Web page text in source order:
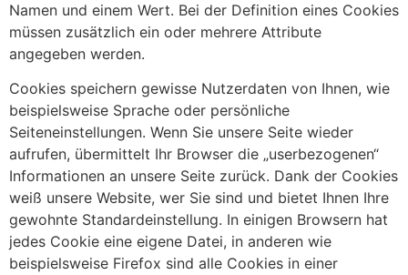
Namen und einem Wert. Bei der Definition eines Cookies
müssen zusätzlich ein oder mehrere Attribute
angegeben werden.
Cookies speichern gewisse Nutzerdaten von Ihnen, wie
beispielsweise Sprache oder persönliche
Seiteneinstellungen. Wenn Sie unsere Seite wieder
aufrufen, übermittelt Ihr Browser die „userbezogenen“
Informationen an unsere Seite zurück. Dank der Cookies
weiß unsere Website, wer Sie sind und bietet Ihnen Ihre
gewohnte Standardeinstellung. In einigen Browsern hat
jedes Cookie eine eigene Datei, in anderen wie
beispielsweise Firefox sind alle Cookies in einer